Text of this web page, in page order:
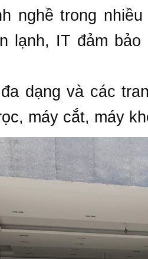
nghề trong
lạnh, IT đảm
dạng và các
máy cắt, máy